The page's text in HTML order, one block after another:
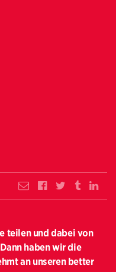
teilen und dabei von
haben wir die
an unseren better